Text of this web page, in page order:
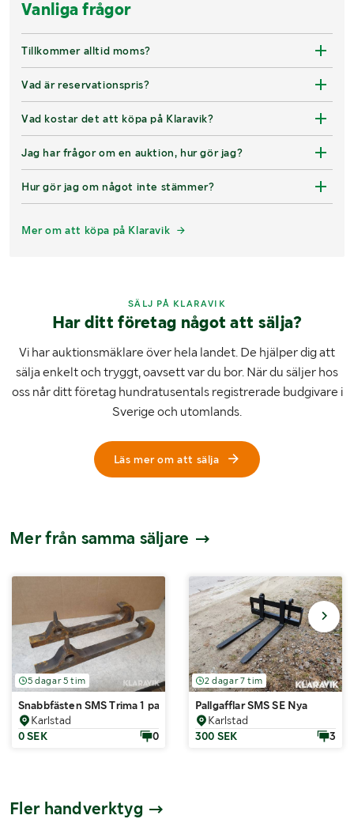
Vanliga frågor
Tillkommer alltid moms?
Vad är reservationspris?
Vad kostar det att köpa på Klaravik?
Jag har frågor om en auktion, hur gör jag?
Hur gör jag om något inte stämmer?
Mer om att köpa på Klaravik
SÄLJ PÅ KLARAVIK
Har ditt företag något att sälja?
Vi har auktionsmäklare över hela landet. De hjälper dig att
sälja enkelt och tryggt, oavsett var du bor. När du säljer hos
oss når ditt företag hundratusentals registrerade budgivare i
Sverige och utomlands.
Läs mer om att sälja
Mer från samma säljare
5 dagar 5 tim
Snabbfästen SMS Trima 1 par
Karlstad
0 SEK
0
2 dagar 7 tim
Pallgafflar SMS SE Nya
Karlstad
300 SEK
3
Fler handverktyg